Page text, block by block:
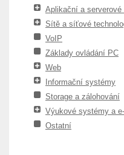
Aplikační a serverové
Sítě a síťové
VoIP
Základy ovládání PC
Web
Informační systémy
Storage a zálohování
Výukové systémy a
Ostatní